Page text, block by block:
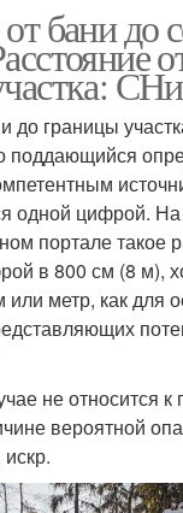
бани до
до границы
поддающийся
одной цифрой.
портале такое
в 800 см (8 м),
или метр, как для
не относится к
вероятной